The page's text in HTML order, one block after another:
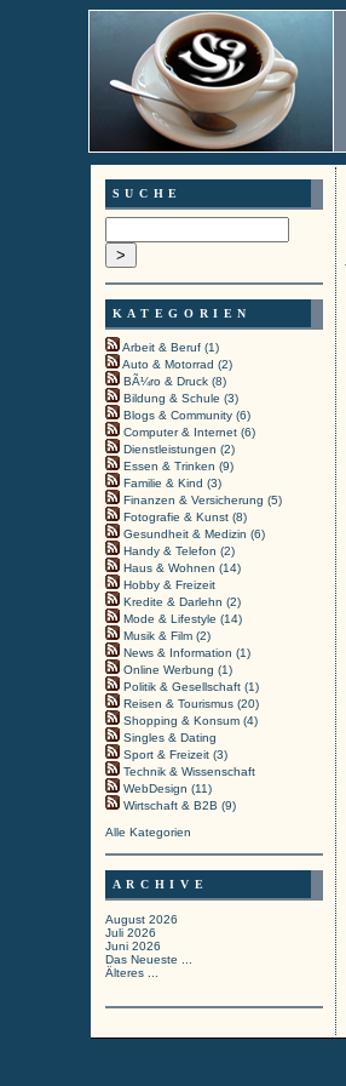
SUCHE
KATEGORIEN
Arbeit & Beruf (1)
Auto & Motorrad (2)
BÃ¼ro & Druck (8)
Bildung & Schule (3)
Blogs & Community (6)
Computer & Internet (6)
Dienstleistungen (2)
Essen & Trinken (9)
Familie & Kind (3)
Finanzen & Versicherung (5)
Fotografie & Kunst (8)
Gesundheit & Medizin (6)
Handy & Telefon (2)
Haus & Wohnen (14)
Hobby & Freizeit
Kredite & Darlehn (2)
Mode & Lifestyle (14)
Musik & Film (2)
News & Information (1)
Online Werbung (1)
Politik & Gesellschaft (1)
Reisen & Tourismus (20)
Shopping & Konsum (4)
Singles & Dating
Sport & Freizeit (3)
Technik & Wissenschaft
WebDesign (11)
Wirtschaft & B2B (9)
Alle Kategorien
ARCHIVE
August 2026
Juli 2026
Juni 2026
Das Neueste ...
Älteres ...